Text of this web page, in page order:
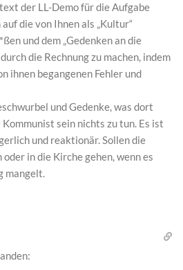
der LL-Demo für die Aufgabe
die von Ihnen als „Kultur“
und dem „Gedenken an die
die Rechnung zu machen, indem
ihnen begangenen Fehler und
und Gedenke, was dort
sein nichts zu tun. Es ist
und reaktionär. Sollen die
in die Kirche gehen, wenn es
mangelt.